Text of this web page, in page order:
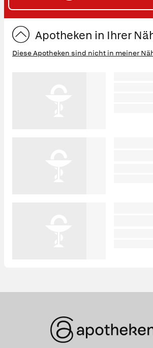
Apotheken in Ihrer
Diese Apotheken sind nicht in meiner